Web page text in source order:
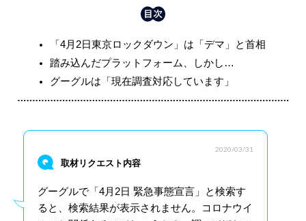
「4月2日東京ロックダウン」は「デマ」と首相
踏み込んだプラットフォーム、しかし…
グーグルは「現在調査対応しています」
2020/03/31
取材リクエスト内容
グーグルで「4月2日 緊急事態宣言」と検索す
ると、検索結果が表示されません。コロナウイ